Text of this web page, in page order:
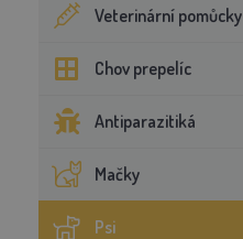
Veterinární pomůcky
Chov prepelíc
Antiparazitiká
Mačky
Psi